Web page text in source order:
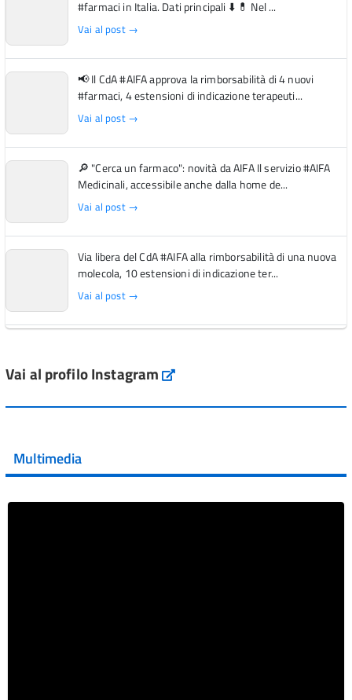
#farmaci in Italia. Dati principali ⬇️ 💊 Nel ...
Vai al post →
📢 Il CdA #AIFA approva la rimborsabilità di 4 nuovi
#farmaci, 4 estensioni di indicazione terapeuti...
Vai al post →
🔎 "Cerca un farmaco": novità da AIFA Il servizio #AIFA
Medicinali, accessibile anche dalla home de...
Vai al post →
Via libera del CdA #AIFA alla rimborsabilità di una nuova
molecola, 10 estensioni di indicazione ter...
Vai al post →
Vai al post →
Vai al post →
Vai al profilo Instagram Instagram
Multimedia